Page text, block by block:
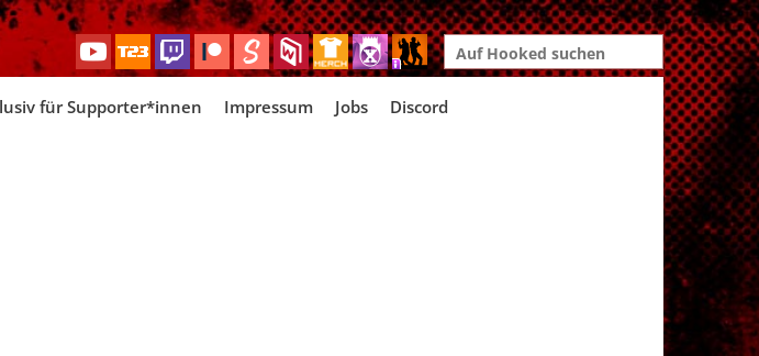
Search
for:
für Supporter*innen Impressum Jobs Discord